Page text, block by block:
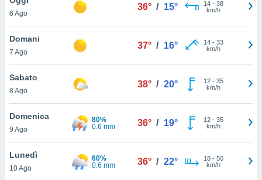
è
al sito
di
ci
di
il
un
6 Ago
36° / 15° 14- 38
km/h
Domani
7 Ago
37° / 16° 14- 33
km/h
Sabato
8 Ago
38° / 20° 12- 35
km/h
Domenica
9 Ago
80%
0.6 mm
36° / 19° 12- 35
km/h
Lunedì
10 Ago
60%
0.6 mm
36° / 22° 18- 50
km/h